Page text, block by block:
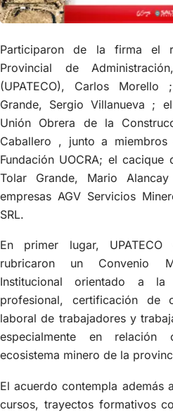
Participaron de la firma el
Provincial de
(UPATECO), Carlos
Grande, Sergio Villanueva ;
Unión Obrera de la
Caballero , junto a
Fundación UOCRA; el
Tolar Grande, Mario
empresas AGV Servicios
SRL.
En primer lugar,
rubricaron un Convenio
Institucional orientado a la
profesional, certificación de
laboral de trabajadores y
especialmente en
ecosistema minero de la
El acuerdo contempla además
cursos, trayectos formativos